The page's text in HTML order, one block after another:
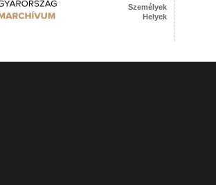
Személyek
Helyek